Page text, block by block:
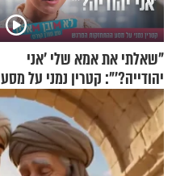
"שאלתי את אמא שלי 'אני
יהודייה?'": קטרין נמני על מסע
ההתחזקות המרגש